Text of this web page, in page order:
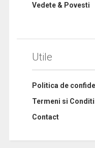
Vedete & Povesti
Utile
Politica de
Termeni si
Contact